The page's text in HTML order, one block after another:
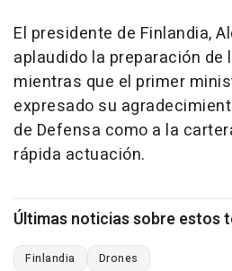
El presidente de Finlandia,
aplaudido la preparación de
mientras que el primer
expresado su
de Defensa como a la
rápida actuación.
Últimas noticias sobre estos
Finlandia Drones